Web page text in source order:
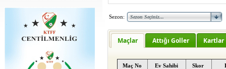
Sezon:
Maçlar Attığı Goller Kartlar
Maç No Ev Sahibi Skor